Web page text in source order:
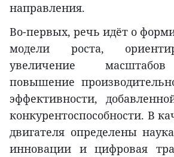
направления.
Во-первых, речь идёт о
модели роста,
увеличение
повышение
эффективности,
конкурентоспособности. В
двигателя определены
инновации и цифровая